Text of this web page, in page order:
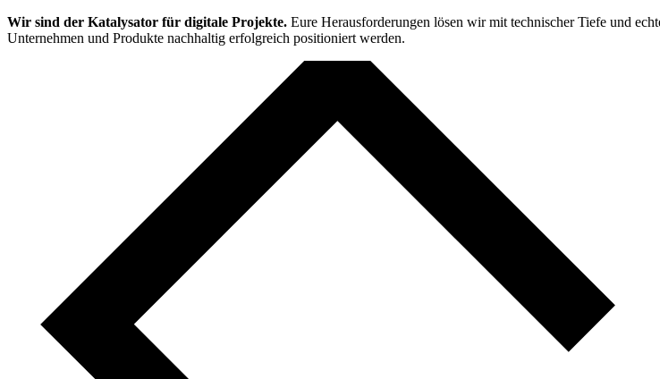
Wir sind der Katalysator für digitale Projekte. Eure Herausforderungen lösen wir mit technischer Tiefe und
Unternehmen und Produkte nachhaltig erfolgreich positioniert werden.